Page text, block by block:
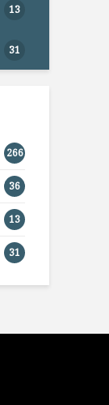
13
31
266
36
13
31